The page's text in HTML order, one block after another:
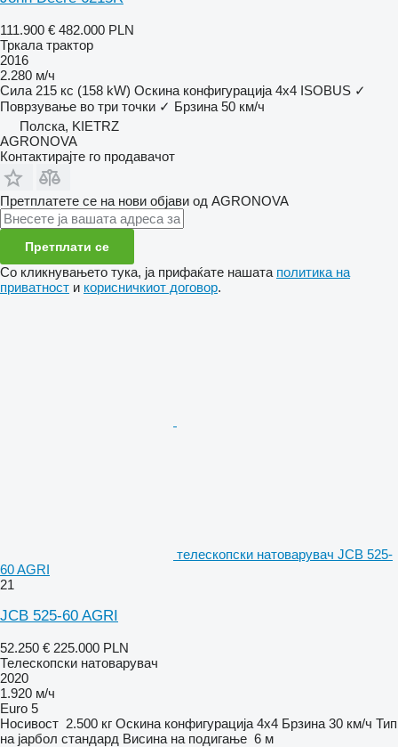
111.900 € 482.000 PLN
Тркала трактор
2016
2.280 м/ч
Сила 215 кс (158 kW) Оскина конфигурација 4x4 ISOBUS ✓
Поврзување во три точки ✓ Брзина 50 км/ч
Полска, KIETRZ
AGRONOVA
Контактирајте го продавачот
Претплатете се на нови објави од AGRONOVA
Претплати се
Со кликнувањето тука, ја прифаќате нашата политика на
приватност и корисничкиот договор.
телескопски натоварувач JCB 525-
60 AGRI
21
JCB 525-60 AGRI
52.250 € 225.000 PLN
Телескопски натоварувач
2020
1.920 м/ч
Euro 5
Носивост 2.500 кг Оскина конфигурација 4x4 Брзина 30 км/ч Тип
на јарбол стандард Висина на подигање 6 м